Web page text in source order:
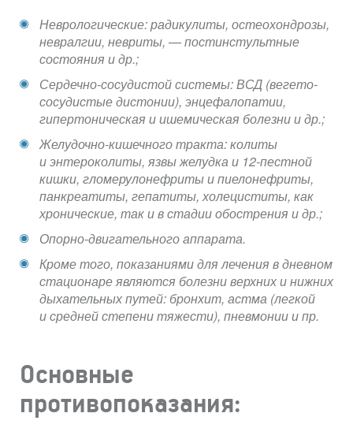
Неврологические: радикулиты, остеохондрозы,
невралгии, невриты, — постинстультные
состояния и др.;
Сердечно-сосудистой системы: ВСД (вегето-
сосудистые дистонии), энцефалопатии,
гипертоническая и ишемическая болезни и др.;
Желудочно-кишечного тракта: колиты
и энтероколиты, язвы желудка и 12-пестной
кишки, гломерулонефриты и пиелонефриты,
панкреатиты, гепатиты, холециститы, как
хронические, так и в стадии обострения и др.;
Опорно-двигательного аппарата.
Кроме того, показаниями для лечения в дневном
стационаре являются болезни верхних и нижних
дыхательных путей: бронхит, астма (легкой
и средней степени тяжести), пневмонии и пр.
Основные
противопоказания: